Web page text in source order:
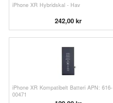
iPhone XR Hybridskal - Hav
242,00 kr
iPhone XR Kompatibelt Batteri APN: 616-
00471